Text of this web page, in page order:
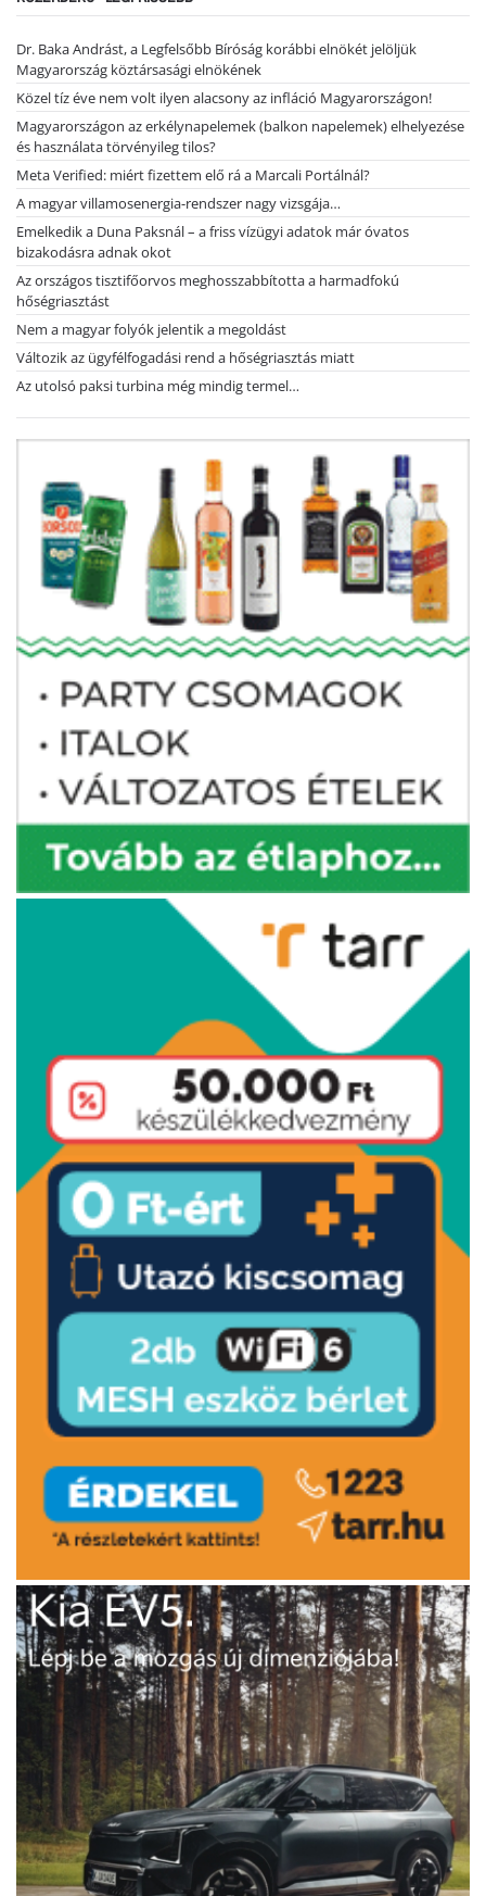
Dr. Baka Andrást, a Legfelsőbb Bíróság korábbi elnökét jelöljük
Magyarország köztársasági elnökének
Közel tíz éve nem volt ilyen alacsony az infláció Magyarországon!
Magyarországon az erkélynapelemek (balkon napelemek) elhelyezése
és használata törvényileg tilos?
Meta Verified: miért fizettem elő rá a Marcali Portálnál?
A magyar villamosenergia-rendszer nagy vizsgája…
Emelkedik a Duna Paksnál – a friss vízügyi adatok már óvatos
bizakodásra adnak okot
Az országos tisztifőorvos meghosszabbította a harmadfokú
hőségriasztást
Nem a magyar folyók jelentik a megoldást
Változik az ügyfélfogadási rend a hőségriasztás miatt
Az utolsó paksi turbina még mindig termel…